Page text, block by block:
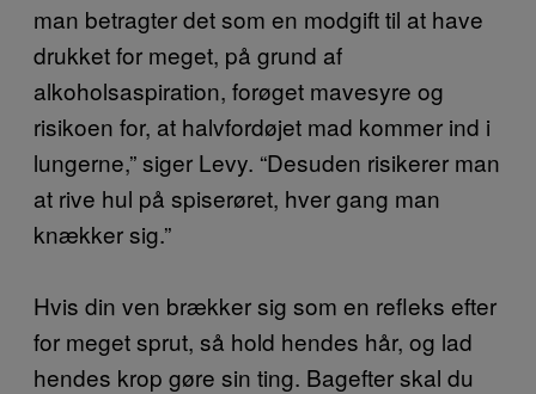
man betragter det som en modgift til at have
drukket for meget, på grund af
alkoholsaspiration, forøget mavesyre og
risikoen for, at halvfordøjet mad kommer ind i
lungerne,” siger Levy. “Desuden risikerer man
at rive hul på spiserøret, hver gang man
knækker sig.”
Hvis din ven brækker sig som en refleks efter
for meget sprut, så hold hendes hår, og lad
hendes krop gøre sin ting. Bagefter skal du